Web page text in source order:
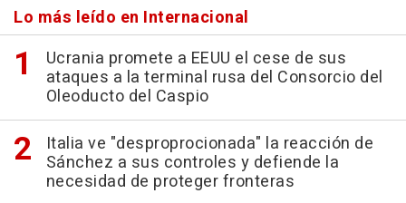
Lo más leído en Internacional
Ucrania promete a EEUU el cese de sus
ataques a la terminal rusa del Consorcio del
Oleoducto del Caspio
Italia ve "desproprocionada" la reacción de
Sánchez a sus controles y defiende la
necesidad de proteger fronteras